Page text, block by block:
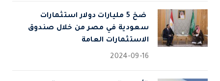
⁠ ضخ 5 مليارات دولار استثمارات
سعودية في مصر من خلال صندوق
الاستثمارات العامة
2024-09-16